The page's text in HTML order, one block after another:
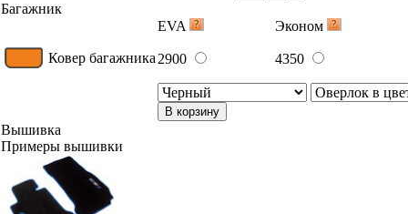
Багажник
EVA
Эконом
Ковер багажника 2900 4350
В корзину
Вышивка
Примеры вышивки